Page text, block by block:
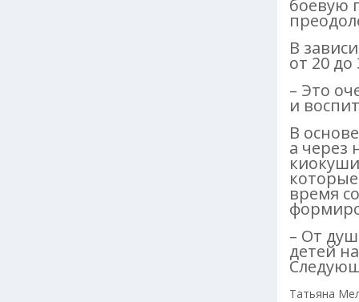
боевую
В
от 20
– Это
и
В
а через
время
– От
детей
Татьяна